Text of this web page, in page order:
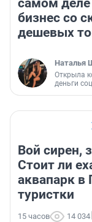
самом деле
бизнес со
дешевых
Наталья
Открыла
деньги
Вой сирен,
Стоит ли
аквапарк в
туристки
15 часов 14 034